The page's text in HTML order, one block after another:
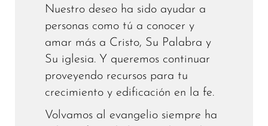
Nuestro deseo ha sido ayudar a
personas como tú a conocer y
amar más a Cristo, Su Palabra y
Su iglesia. Y queremos continuar
proveyendo recursos para tu
crecimiento y edificación en la fe.
Volvamos al evangelio siempre ha